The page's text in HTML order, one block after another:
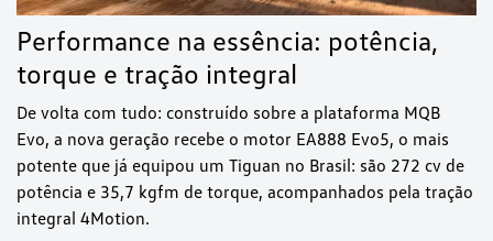
Performance na essência: potência,
torque e tração integral
De volta com tudo: construído sobre a plataforma MQB
Evo, a nova geração recebe o motor EA888 Evo5, o mais
potente que já equipou um Tiguan no Brasil: são 272 cv de
potência e 35,7 kgfm de torque, acompanhados pela tração
integral 4Motion.